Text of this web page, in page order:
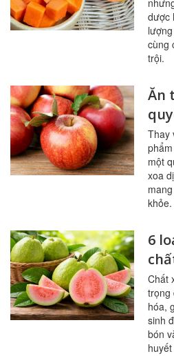
dược
cùng
trội.
Ăn
Thay
một
xoa
khỏe.
6
Chất
trọng
hóa,
sinh
bón